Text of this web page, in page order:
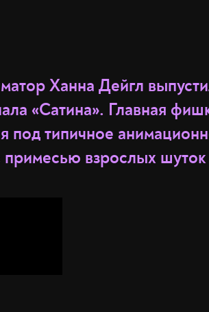
Ханна Дейгл
«Сатина». Главная
под типичное
взрослых